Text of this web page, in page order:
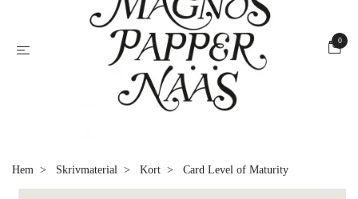
0
Hem Skrivmaterial Kort Card Level of Maturity